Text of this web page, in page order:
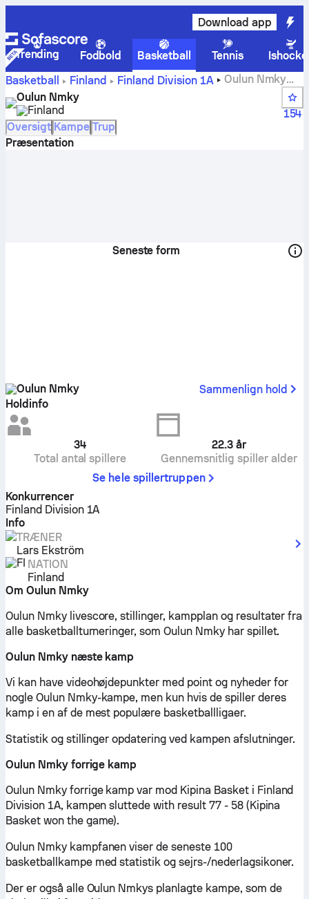
Download app
Trending Fodbold Basketball Tennis
Basketball
Finland Finland Division 1A
Oulun Nmky
score, stillinger, kampplan og spillere
Oulun Nmky
Finland
154
Oversigt Kampe Trup
Præsentation
Seneste form
Oulun Nmky
Sammenlign hold
Holdinfo
34
Total antal spillere
22.3 år
Gennemsnitlig spiller alder
Se hele spillertruppen
Konkurrencer
Finland Division 1A
Info
TRÆNER
Lars Ekström
NATION
Finland
Om Oulun Nmky
Oulun Nmky livescore, stillinger, kampplan og resultater fra
alle basketballturneringer, som Oulun Nmky har spillet.
Oulun Nmky næste kamp
Vi kan have videohøjdepunkter med point og nyheder for
nogle Oulun Nmky-kampe, men kun hvis de spiller deres
kamp i en af de mest populære basketballligaer.
Statistik og stillinger opdatering ved kampen afslutninger.
Oulun Nmky forrige kamp
Oulun Nmky forrige kamp var mod Kipina Basket i Finland
Division 1A, kampen sluttede with result 77 - 58 (Kipina
Basket won the game).
Oulun Nmky kampfanen viser de seneste 100
basketballkampe med statistik og sejrs-/nederlagsikoner.
Der er også alle Oulun Nmkys planlagte kampe, som de